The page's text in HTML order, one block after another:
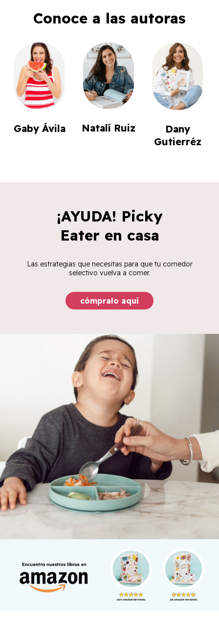
Conoce a las autoras
Gaby Ávila Natalí Ruiz
Dany
Gutierréz
¡AYUDA! Picky
Eater en casa
Las estrategias que necesitas para que tu comedor
selectivo vuelva a comer.
cómpralo aquí